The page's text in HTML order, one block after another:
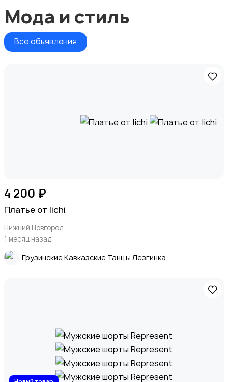
Мода и стиль
Все объявления
4 200 ₽
Платье от lichi
Нижний Новгород
1 месяц назад
Грузинские Кавказские Танцы Лезгинка